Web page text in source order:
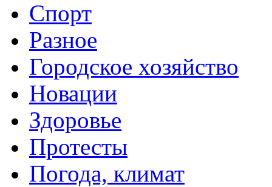
Спорт
Разное
Городское хозяйство
Новации
Здоровье
Протесты
Погода, климат